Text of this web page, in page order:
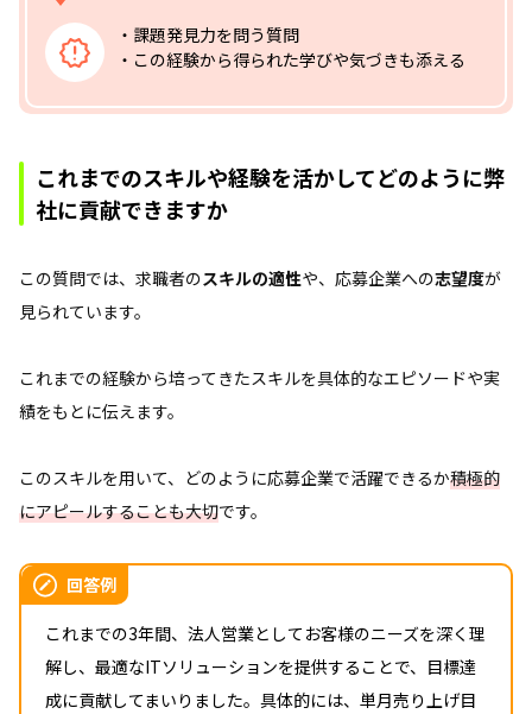
・課題発見力を問う質問
・この経験から得られた学びや気づきも添える
これまでのスキルや経験を活かしてどのように弊
社に貢献できますか
この質問では、求職者のスキルの適性や、応募企業への志望度が
見られています。
これまでの経験から培ってきたスキルを具体的なエピソードや実
績をもとに伝えます。
このスキルを用いて、どのように応募企業で活躍できるか積極的
にアピールすることも大切です。
回答例
これまでの3年間、法人営業としてお客様のニーズを深く理
解し、最適なITソリューションを提供することで、目標達
成に貢献してまいりました。具体的には、単月売り上げ目